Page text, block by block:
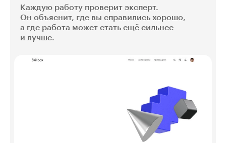
Каждую работу проверит эксперт.
Он объяснит, где вы справились хорошо,
а где работа может стать ещё сильнее
и лучше.